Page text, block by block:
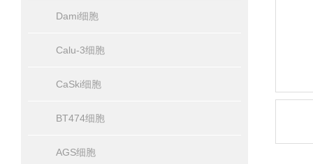
Dami细胞
Calu-3细胞
CaSki细胞
BT474细胞
AGS细胞